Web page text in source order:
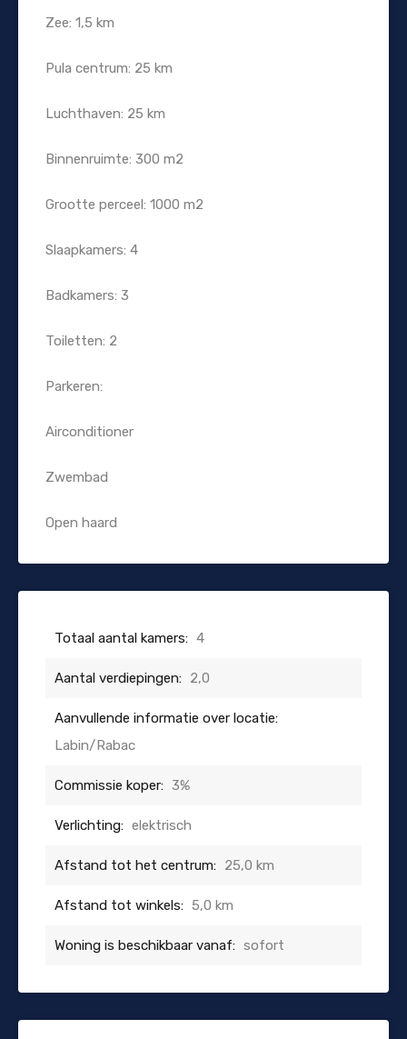
Zee: 1,5 km
Pula centrum: 25 km
Luchthaven: 25 km
Binnenruimte: 300 m2
Grootte perceel: 1000 m2
Slaapkamers: 4
Badkamers: 3
Toiletten: 2
Parkeren:
Airconditioner
Zwembad
Open haard
Totaal aantal kamers: 4
Aantal verdiepingen: 2,0
Aanvullende informatie over locatie:
Labin/Rabac
Commissie koper: 3%
Verlichting: elektrisch
Afstand tot het centrum: 25,0 km
Afstand tot winkels: 5,0 km
Woning is beschikbaar vanaf: sofort